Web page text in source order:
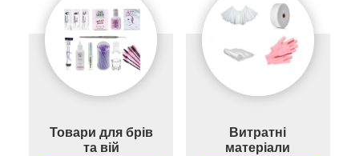
Товари для брів
та вій
Витратні
матеріали